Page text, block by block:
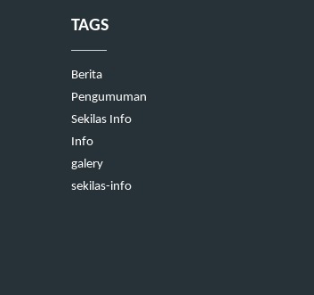
TAGS
Berita
Pengumuman
Sekilas Info
Info
galery
sekilas-info